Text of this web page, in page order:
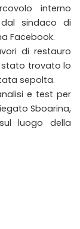
interno
dal sindaco di
Facebook.
di restauro
stato trovato lo
sepolta.
e test per
Sboarina,
luogo della